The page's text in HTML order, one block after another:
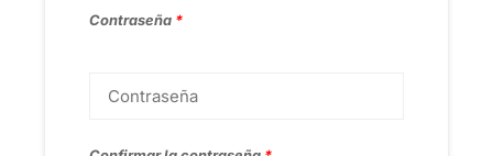
Contraseña *